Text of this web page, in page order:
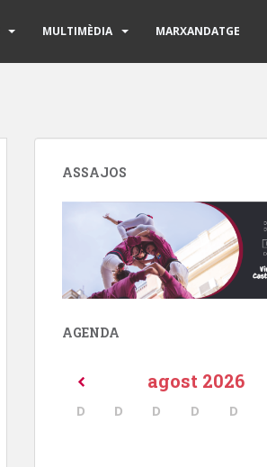
MULTIMÈDIA MARXANDATGE
ASSAJOS
AGENDA
agost 2026
D D D D D